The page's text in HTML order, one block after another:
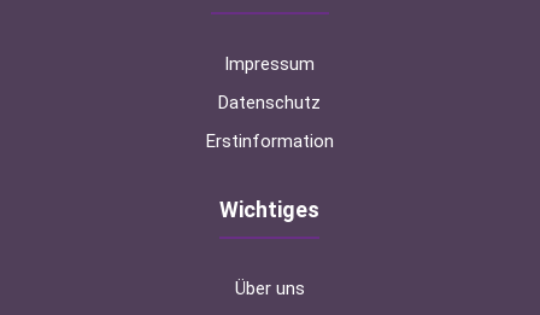
Impressum
Datenschutz
Erstinformation
Wichtiges
Über uns